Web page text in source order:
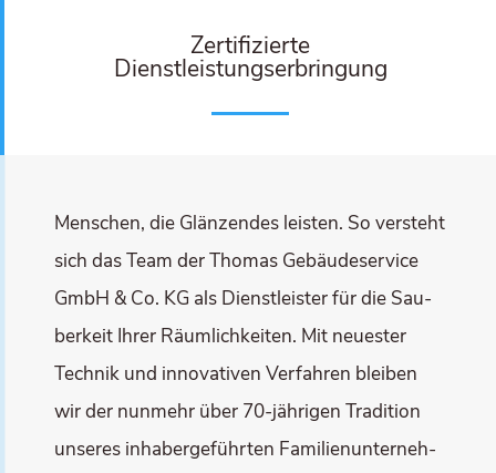
Zer­ti­fi­zier­te
Dienstleistungserbringung
Men­schen, die Glän­zen­des leis­ten. So ver­steht
sich das Team der Tho­mas Gebäu­de­ser­vice
GmbH & Co. KG als Dienst­leis­ter für die Sau­
ber­keit Ihrer Räum­lich­kei­ten. Mit neu­es­ter
Tech­nik und inno­va­ti­ven Ver­fah­ren blei­ben
wir der nun­mehr über 70-jäh­ri­gen Tra­di­ti­on
unse­res inha­ber­ge­führ­ten Fami­li­en­un­ter­neh­